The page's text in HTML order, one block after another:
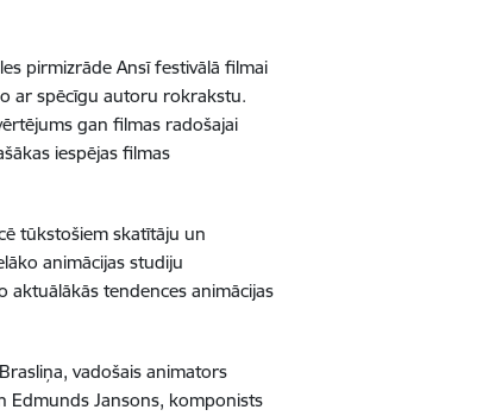
pirmizrāde Ansī festivālā filmai
ar spēcīgu autoru rokrakstu.
gan filmas radošajai
iespējas filmas
tūkstošiem skatītāju un
animācijas studiju
tendences animācijas
vadošais animators
Edmunds Jansons, komponists